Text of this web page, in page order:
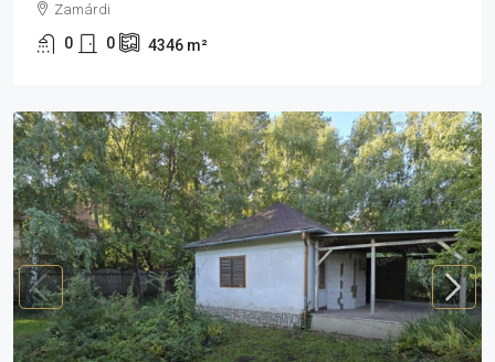
Zamárdi
0 0 4346 m²